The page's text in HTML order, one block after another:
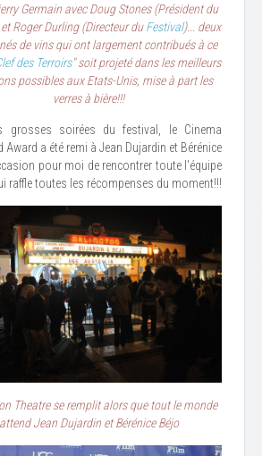
Germain avec Doug Stones (Président du
Roger Durling (Directeur duFestival)... deux
de vins qui ont largement contribués à ce
des Terroirs" soit projeté dans les meilleurs
possibles aux Etats-Unis, mise à part les
verres à bière!!!
grosses soirées du festival, le Cinema
Award a été remi à Jean Dujardin et Bérénice
pour moi de rencontrer toute l'équipe
raffle toutes les récompenses du moment!!!
Theatre se remplit alors que tout le monde
attend Jean Dujardin et Bérénice Béjo